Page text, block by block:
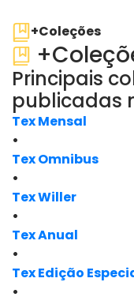
+Coleções
Principais
publicadas
Tex Mensal
•
Tex Omnibus
•
Tex Willer
•
Tex Anual
•
Tex Edição
•